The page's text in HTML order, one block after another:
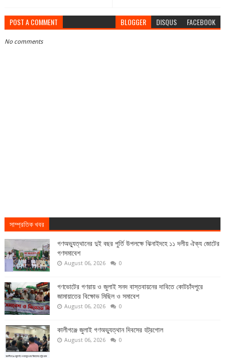
POST A COMMENT BLOGGER DISQUS FACEBOOK
No comments
সাম্প্রতিক খবর
গণঅভ্যুত্থানের দুই বছর পুর্তি উপলক্ষে ঝিনাইদহে ১১ দলীয় ঐক্য জোটের
গণসমাবেশ
August 06, 2026 0
গণভোটের গণরায় ও জুলাই সনদ বাস্তবায়নের দাবিতে কোটচাঁদপুরে
জামায়াতের বিক্ষোভ মিছিল ও সমাবেশ
August 06, 2026 0
কালীগঞ্জে জুলাই গণঅভ্যুত্থান দিবসের হট্রগোল
August 06, 2026 0